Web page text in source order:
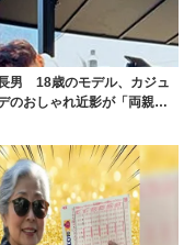
男 18歳のモデル、カジュ
のおしゃれ近影が「両親の